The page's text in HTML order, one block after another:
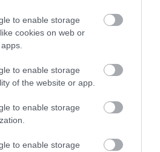
to enable storage
cookies on web or
to enable storage
of the website or app.
to enable storage
to enable storage